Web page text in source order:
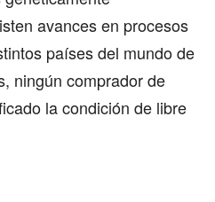
avances en procesos
países del mundo de
ningún comprador de
la condición de libre